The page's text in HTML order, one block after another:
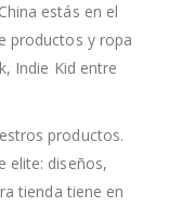
estás en el
productos y ropa
Indie Kid entre
productos.
elite: diseños,
tienda tiene en